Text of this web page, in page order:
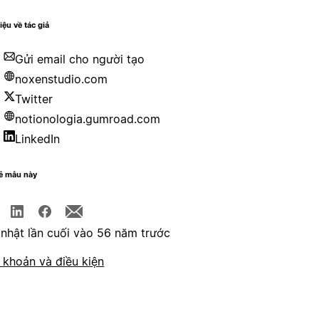
về tác giả
Gửi email cho người tạo
noxenstudio.com
Twitter
notionologia.gumroad.com
LinkedIn
mẫu này
lần cuối vào 56 năm trước
và điều kiện